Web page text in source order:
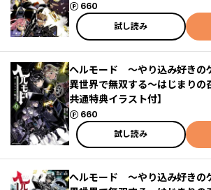
660
ポイント
試し読み
ヘルモード ～やり込み好きの
異世界で無双する～はじまりの
共通特典イラスト付】
660
ポイント
試し読み
ヘルモード ～やり込み好きの